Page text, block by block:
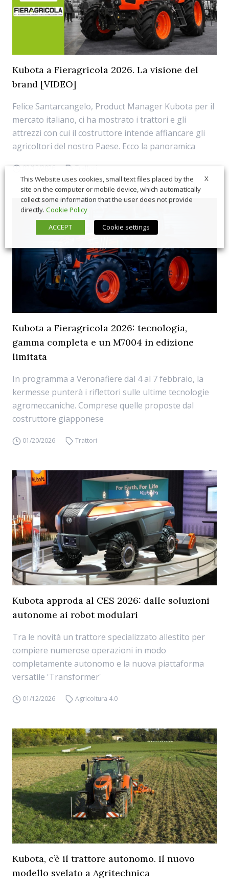
Kubota a Fieragricola 2026. La visione del
brand [VIDEO]
Felice Santarcangelo, Product Manager Kubota per il
mercato italiano, ci ha mostrato i trattori e gli
attrezzi con cui il costruttore intende affiancare gli
agricoltori del nostro Paese. Ecco la panoramica
02/12/2026 Trattori
Kubota a Fieragricola 2026: tecnologia,
gamma completa e un M7004 in edizione
limitata
In programma a Veronafiere dal 4 al 7 febbraio, la
kermesse punterà i riflettori sulle ultime tecnologie
agromeccaniche. Comprese quelle proposte dal
costruttore giapponese
01/20/2026 Trattori
Kubota approda al CES 2026: dalle soluzioni
autonome ai robot modulari
Tra le novità un trattore specializzato allestito per
compiere numerose operazioni in modo
completamente autonomo e la nuova piattaforma
versatile 'Transformer'
01/12/2026 Agricoltura 4.0
Kubota, c’è il trattore autonomo. Il nuovo
modello svelato a Agritechnica
X
This Website uses cookies, small text files placed by the
site on the computer or mobile device, which automatically
collect some information that the user does not provide
directly. Cookie Policy
ACCEPT
Cookie settings